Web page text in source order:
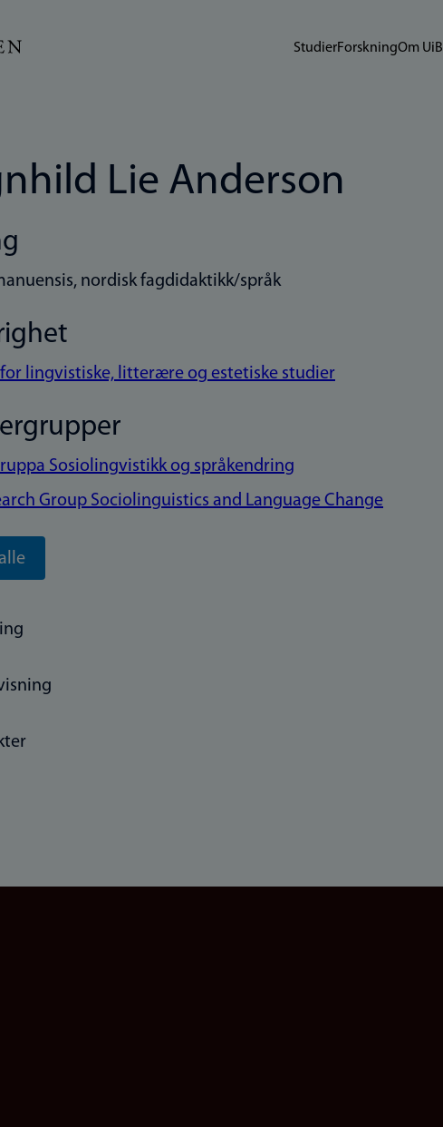
StudierForskningOm UiB
Lie Anderson
nordisk fagdidaktikk/språk
lingvistiske, litterære og estetiske studier
Sosiolingvistikk og språkendring
Group Sociolinguistics and Language Change